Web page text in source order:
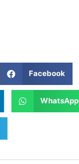
Facebook
WhatsApp